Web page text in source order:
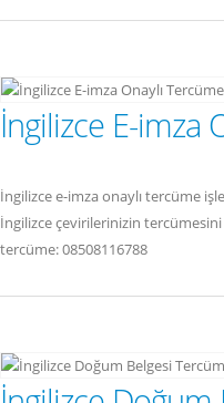
İngilizce E-imza
İngilizce e-imza onaylı tercüme
İngilizce çevirilerinizin
tercüme: 08508116788